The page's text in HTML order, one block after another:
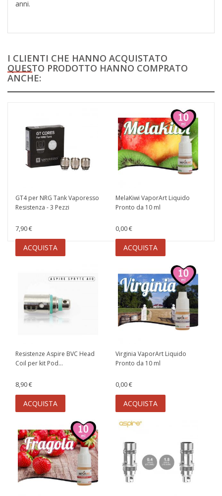
anni.
I CLIENTI CHE HANNO ACQUISTATO
QUESTO PRODOTTO HANNO COMPRATO
ANCHE:
GT4 per NRG Tank Vaporesso
Resistenza - 3 Pezzi
7,90 €
ACQUISTA
MelaKiwi VaporArt Liquido
Pronto da 10 ml
0,00 €
ACQUISTA
Resistenze Aspire BVC Head
Coil per kit Pod...
8,90 €
ACQUISTA
Virginia VaporArt Liquido
Pronto da 10 ml
0,00 €
ACQUISTA